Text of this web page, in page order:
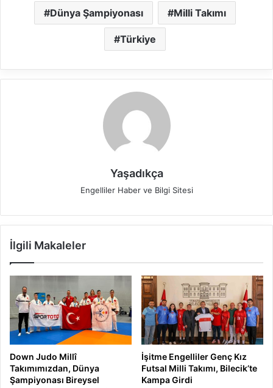
Dünya Şampiyonası Milli Takımı
Türkiye
Yaşadıkça
Engelliler Haber ve Bilgi Sitesi
İlgili Makaleler
Down Judo Millî
Takımımızdan, Dünya
Şampiyonası Bireysel
İşitme Engelliler Genç Kız
Futsal Milli Takımı, Bilecik’te
Kampa Girdi